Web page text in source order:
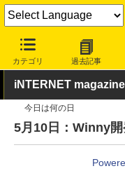
カテゴリ 過去記事
INTERNET Watch トピッ
iNTERNET
今日は何の日
5月10日：Winny開